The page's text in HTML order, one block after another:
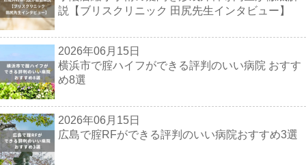
説【ブリスクリニック 田尻先生インタビュー】
2026年06月15日
横浜市で腟ハイフができる評判のいい病院 おすす
め8選
2026年06月15日
広島で腟RFができる評判のいい病院おすすめ3選